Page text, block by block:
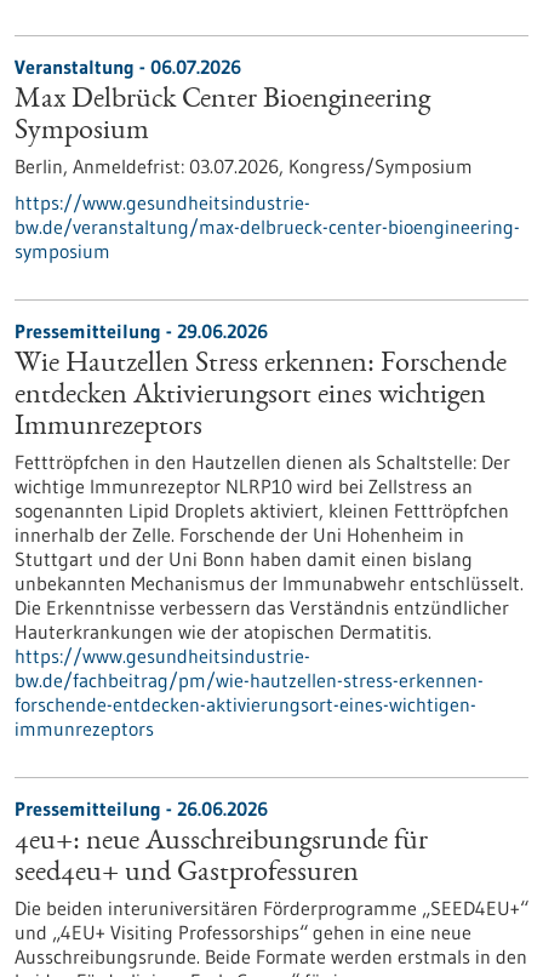
Veranstaltung - 06.07.2026
Max Delbrück Center Bioengineering
Symposium
Berlin, Anmeldefrist: 03.07.2026, Kongress/Symposium
https://www.gesundheitsindustrie-
bw.de/veranstaltung/max-delbrueck-center-bioengineering-
symposium
Pressemitteilung - 29.06.2026
Wie Hautzellen Stress erkennen: Forschende
entdecken Aktivierungsort eines wichtigen
Immunrezeptors
Fetttröpfchen in den Hautzellen dienen als Schaltstelle: Der
wichtige Immunrezeptor NLRP10 wird bei Zellstress an
sogenannten Lipid Droplets aktiviert, kleinen Fetttröpfchen
innerhalb der Zelle. Forschende der Uni Hohenheim in
Stuttgart und der Uni Bonn haben damit einen bislang
unbekannten Mechanismus der Immunabwehr entschlüsselt.
Die Erkenntnisse verbessern das Verständnis entzündlicher
Hauterkrankungen wie der atopischen Dermatitis.
https://www.gesundheitsindustrie-
bw.de/fachbeitrag/pm/wie-hautzellen-stress-erkennen-
forschende-entdecken-aktivierungsort-eines-wichtigen-
immunrezeptors
Pressemitteilung - 26.06.2026
4eu+: neue Ausschreibungsrunde für
seed4eu+ und Gastprofessuren
Die beiden interuniversitären Förderprogramme „SEED4EU+“
und „4EU+ Visiting Professorships“ gehen in eine neue
Ausschreibungsrunde. Beide Formate werden erstmals in den